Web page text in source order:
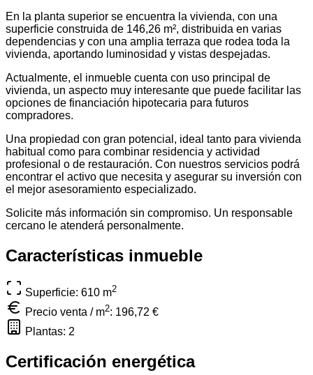
En la planta superior se encuentra la vivienda, con una
superficie construida de 146,26 m², distribuida en varias
dependencias y con una amplia terraza que rodea toda la
vivienda, aportando luminosidad y vistas despejadas.
Actualmente, el inmueble cuenta con uso principal de
vivienda, un aspecto muy interesante que puede facilitar las
opciones de financiación hipotecaria para futuros
compradores.
Una propiedad con gran potencial, ideal tanto para vivienda
habitual como para combinar residencia y actividad
profesional o de restauración. Con nuestros servicios podrá
encontrar el activo que necesita y asegurar su inversión con
el mejor asesoramiento especializado.
Solicite más información sin compromiso. Un responsable
cercano le atenderá personalmente.
Características inmueble
Superficie: 610 m2
Precio venta / m2: 196,72 €
Plantas: 2
Certificación energética